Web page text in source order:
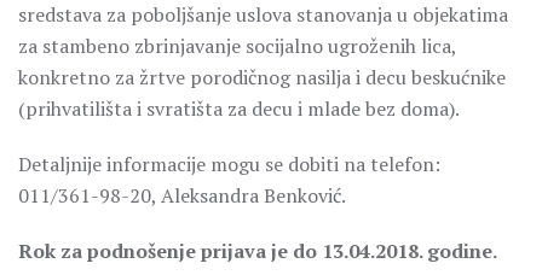
sredstava za poboljšanje uslova stanovanja u objekatima
za stambeno zbrinjavanje socijalno ugroženih lica,
konkretno za žrtve porodičnog nasilja i decu beskućnike
(prihvatilišta i svratišta za decu i mlade bez doma).
Detaljnije informacije mogu se dobiti na telefon:
011/361-98-20, Aleksandra Benković.
Rok za podnošenje prijava je do 13.04.2018. godine.